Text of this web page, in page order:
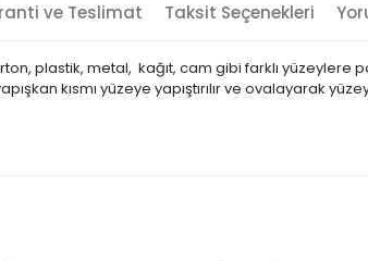
ve Teslimat Taksit Seçenekleri
plastik, metal, kağıt, cam gibi farklı
kısmı yüzeye yapıştırılır ve ovalayarak